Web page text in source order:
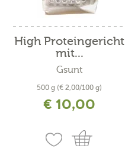
High Proteingericht
mit...
Gsunt
500 g (€ 2,00/100 g)
€ 10,00